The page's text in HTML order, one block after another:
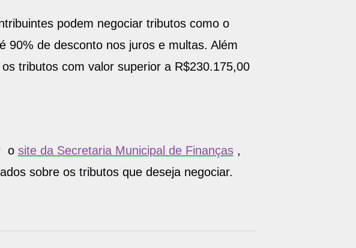
podem negociar tributos como o
90% de desconto nos juros e multas. Além
tributos com valor superior a R$230.175,00
o site da Secretaria Municipal de Finanças,
sobre os tributos que deseja negociar.